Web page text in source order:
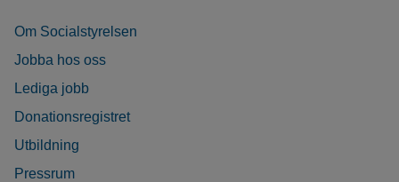
Om Socialstyrelsen
Jobba hos oss
Lediga jobb
Donationsregistret
Utbildning
Pressrum